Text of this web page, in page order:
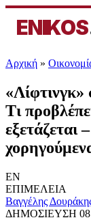
ENIKOS
Αρχική »
Τι
εξετάζεται
EN
ΕΠΙΜΕΛΕΙΑ
Βαγγέλης
ΔΗΜΟΣΙΕΥΣΗ